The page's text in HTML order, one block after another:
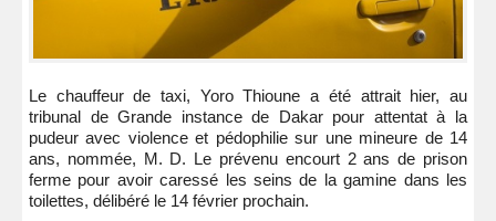
Le chauffeur de taxi, Yoro Thioune a été attrait hier, au
tribunal de Grande instance de Dakar pour attentat à la
pudeur avec violence et pédophilie sur une mineure de 14
ans, nommée, M. D. Le prévenu encourt 2 ans de prison
ferme pour avoir caressé les seins de la gamine dans les
toilettes, délibéré le 14 février prochain.